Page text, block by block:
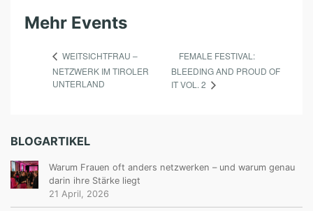
L
L
L
E
Mehr Events
WEITSICHTFRAU –
NETZWERK IM TIROLER
UNTERLAND
FEMALE FESTIVAL:
BLEEDING AND PROUD OF
IT VOL. 2
BLOGARTIKEL
Warum Frauen oft anders netzwerken – und warum genau
darin ihre Stärke liegt
21 April, 2026